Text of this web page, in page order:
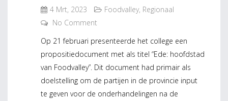
4 Mrt, 2023 Foodvalley, Regionaal
No Comment
Op 21 februari presenteerde het college een
propositiedocument met als titel “Ede: hoofdstad
van Foodvalley”. Dit document had primair als
doelstelling om de partijen in de provincie input
te geven voor de onderhandelingen na de